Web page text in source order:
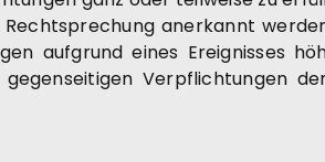
anerkannt
aufgrund eines Ereignisses
Verpflichtungen